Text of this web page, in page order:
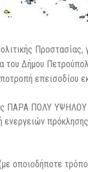
Προστασίας,
του Δήμου
επεισοδίου
ΠΑΡΑ ΠΟΛΥ
οποιοδήποτε